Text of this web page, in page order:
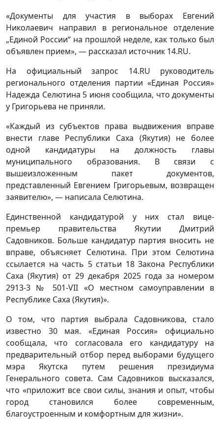
«Документы для участия в выборах Евгений
Николаевич направил в региональное отделение
„Единой России“ на прошлой неделе, как только был
объявлен прием», — рассказал источник 14.RU.
На официальный запрос 14.RU руководитель
регионального отделения партии «Единая Россия»
Надежда Селютина 5 июня сообщила, что документы
у Григорьева не приняли.
«Каждый из субъектов права выдвижения вправе
внести главе Республики Саха (Якутия) не более
одной кандидатуры на должность главы
муниципального образования. В связи с
вышеизложенным пакет документов,
представленный Евгением Григорьевым, возвращен
заявителю», — написала Селютина.
Единственной кандидатурой у них стал вице-
премьер правительства Якутии Дмитрий
Садовников. Больше кандидатур партия вносить не
вправе, объясняет Селютина. При этом Селютина
ссылается на часть 5 статьи 18 Закона Республики
Саха (Якутия) от 29 декабря 2025 года за номером
2913-3 № 501-VII «О местном самоуправлении в
Республике Саха (Якутия)».
О том, что партия выбрала Садовникова, стало
известно 30 мая. «Единая Россия» официально
сообщала, что согласовала его кандидатуру на
предварительный отбор перед выборами будущего
мэра Якутска путем решения президиума
Генерального совета. Сам Садовников высказался,
что «приложит все свои силы, знания и опыт, чтобы
город становился более современным,
благоустроенным и комфортным для жизни».